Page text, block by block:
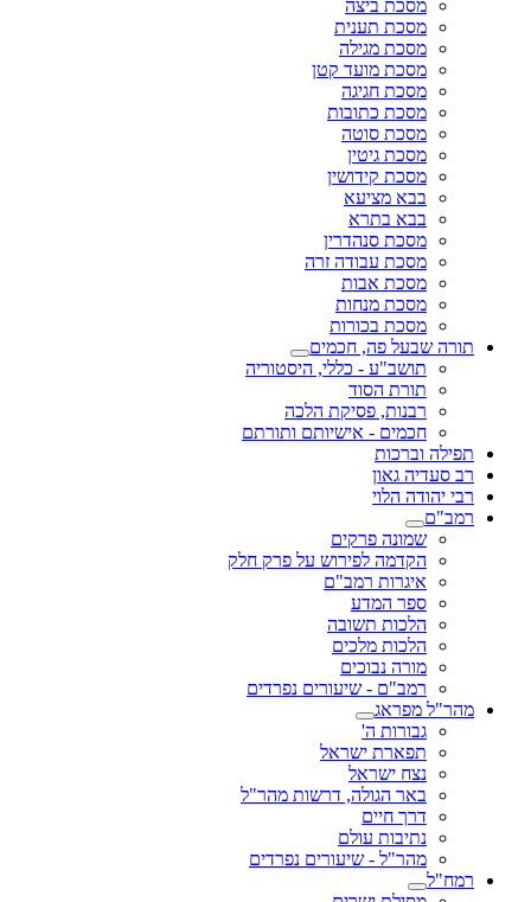
מסכת ביצה
מסכת תענית
מסכת מגילה
מסכת מועד קטן
מסכת חגיגה
מסכת כתובות
מסכת סוטה
מסכת גיטין
מסכת קידושין
בבא מציעא
בבא בתרא
מסכת סנהדרין
מסכת עבודה זרה
מסכת אבות
מסכת מנחות
מסכת בכורות
תורה שבעל פה, חכמים
תושב"ע - כללי, היסטוריה
תורת הסוד
רבנות, פסיקת הלכה
חכמים - אישיותם ותורתם
תפילה וברכות
רב סעדיה גאון
רבי יהודה הלוי
רמב"ם
שמונה פרקים
הקדמה לפירוש על פרק חלק
איגרות רמב"ם
ספר המדע
הלכות תשובה
הלכות מלכים
מורה נבוכים
רמב"ם - שיעורים נפרדים
מהר"ל מפראג
גבורות ה'
תפארת ישראל
נצח ישראל
באר הגולה, דרשות מהר"ל
דרך חיים
נתיבות עולם
מהר"ל - שיעורים נפרדים
רמח"ל